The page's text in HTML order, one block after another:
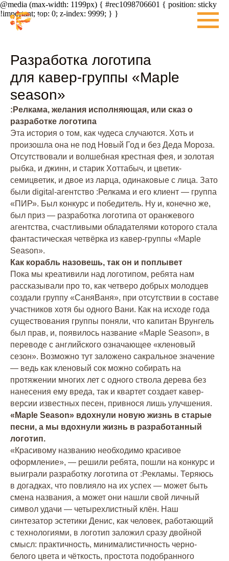
@media (max-width: 1199px) { #rec1098706601 { position: sticky
!important; top: 0; z-index: 9999; } }
Разработка логотипа
для кавер-группы «Maple
season»
:Релкама, желания исполняющая, или сказ о
разработке логотипа
Эта история о том, как чудеса случаются. Хоть и
произошла она не под Новый Год и без Деда Мороза.
Отсутствовали и волшебная крестная фея, и золотая
рыбка, и джинн, и старик Хоттабыч, и цветик-
семицветик, и двое из ларца, одинаковые с лица. Зато
были digital-агентство :Релкама и его клиент — группа
«ПИР». Был конкурс и победитель. Ну и, конечно же,
был приз — разработка логотипа от оранжевого
агентства, счастливыми обладателями которого стала
фантастическая четвёрка из кавер-группы «Maple
Season».
Как корабль назовешь, так он и поплывет
Пока мы креативили над логотипом, ребята нам
рассказывали про то, как четверо добрых молодцев
создали группу «СаняВаня», при отсутствии в составе
участников хотя бы одного Вани. Как на исходе года
существования группы поняли, что капитан Врунгель
был прав, и, появилось название «Maple Season», в
переводе с английского означающее «кленовый
сезон». Возможно тут заложено сакральное значение
— ведь как кленовый сок можно собирать на
протяжении многих лет с одного ствола дерева без
нанесения ему вреда, так и квартет создает кавер-
версии известных песен, привнося лишь улучшения.
«Maple Season» вдохнули новую жизнь в старые
песни, а мы вдохнули жизнь в разработанный
логотип.
«Красивому названию необходимо красивое
оформление», — решили ребята, пошли на конкурс и
выиграли разработку логотипа от :Рекламы. Теряюсь
в догадках, что повлияло на их успех — может быть
смена названия, а может они нашли свой личный
символ удачи — четырехлистный клён. Наш
синтезатор эстетики Денис, как человек, работающий
с технологиями, в логотип заложил сразу двойной
смысл: практичность, минималистичность черно-
белого цвета и чёткость, простота подобранного